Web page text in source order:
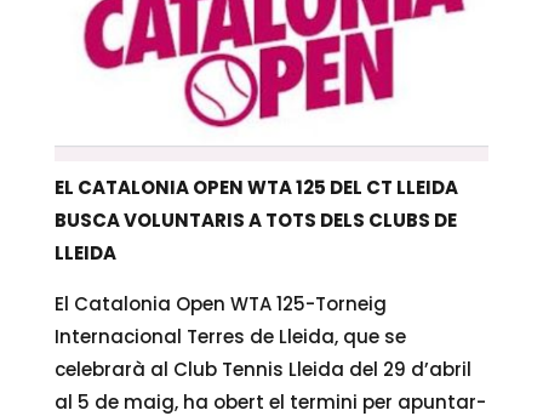
EL CATALONIA OPEN WTA 125 DEL CT LLEIDA
BUSCA VOLUNTARIS A TOTS DELS CLUBS DE
LLEIDA
El Catalonia Open WTA 125-Torneig
Internacional Terres de Lleida, que se
celebrarà al Club Tennis Lleida del 29 d’abril
al 5 de maig, ha obert el termini per apuntar-